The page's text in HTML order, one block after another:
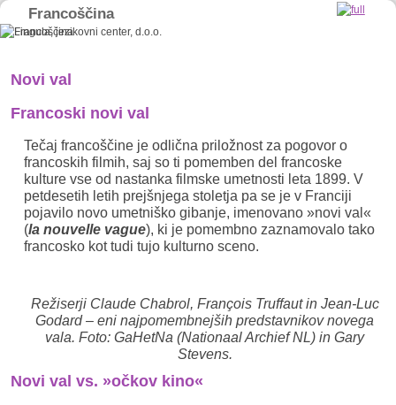
Francoščina
Novi val
Francoski novi val
Tečaj francoščine je odlična priložnost za pogovor o
francoskih filmih, saj so ti pomemben del francoske
kulture vse od nastanka filmske umetnosti leta 1899. V
petdesetih letih prejšnjega stoletja pa se je v Franciji
pojavilo novo umetniško gibanje, imenovano »novi val«
(la nouvelle vague), ki je pomembno zaznamovalo tako
francosko kot tudi tujo kulturno sceno.
Režiserji Claude Chabrol, François Truffaut in Jean-Luc
Godard – eni najpomembnejših predstavnikov novega
vala. Foto: GaHetNa (Nationaal Archief NL) in Gary
Stevens.
Novi val vs. »očkov kino«